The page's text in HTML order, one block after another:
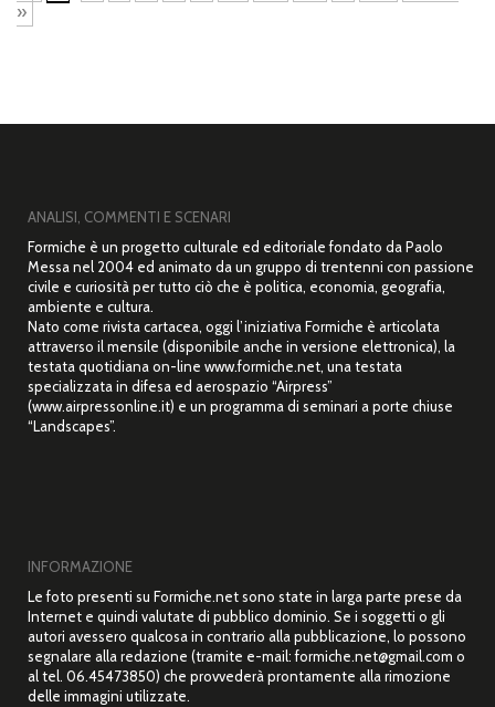
»
ANALISI, COMMENTI E SCENARI
Formiche è un progetto culturale ed editoriale fondato da Paolo
Messa nel 2004 ed animato da un gruppo di trentenni con passione
civile e curiosità per tutto ciò che è politica, economia, geografia,
ambiente e cultura.
Nato come rivista cartacea, oggi l’iniziativa Formiche è articolata
attraverso il mensile (disponibile anche in versione elettronica), la
testata quotidiana on-line www.formiche.net, una testata
specializzata in difesa ed aerospazio “Airpress”
(www.airpressonline.it) e un programma di seminari a porte chiuse
“Landscapes”.
INFORMAZIONE
Le foto presenti su Formiche.net sono state in larga parte prese da
Internet e quindi valutate di pubblico dominio. Se i soggetti o gli
autori avessero qualcosa in contrario alla pubblicazione, lo possono
segnalare alla redazione (tramite e-mail: formiche.net@gmail.com o
al tel. 06.45473850) che provvederà prontamente alla rimozione
delle immagini utilizzate.